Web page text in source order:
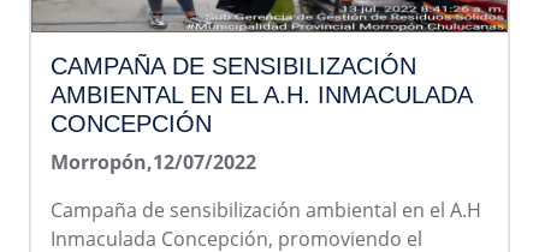
CAMPAÑA DE SENSIBILIZACIÓN
AMBIENTAL EN EL A.H. INMACULADA
CONCEPCIÓN
Morropón,12/07/2022
Campaña de sensibilización ambiental en el A.H
Inmaculada Concepción, promoviendo el